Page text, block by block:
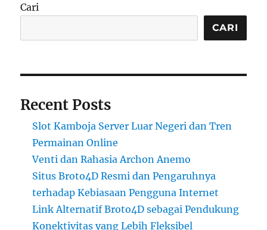
Cari
CARI
Recent Posts
Slot Kamboja Server Luar Negeri dan Tren
Permainan Online
Venti dan Rahasia Archon Anemo
Situs Broto4D Resmi dan Pengaruhnya
terhadap Kebiasaan Pengguna Internet
Link Alternatif Broto4D sebagai Pendukung
Konektivitas yang Lebih Fleksibel